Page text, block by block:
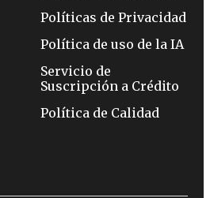
Políticas de Privacidad
Política de uso de la IA
Servicio de
Suscripción a Crédito
Política de Calidad